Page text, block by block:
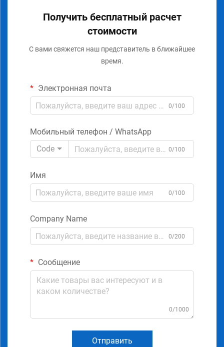
Получить бесплатный расчет
стоимости
С вами свяжется наш представитель в ближайшее
время.
Электронная почта
0/100
Мобильный телефон / WhatsApp
Code
0/100
Имя
0/100
Company Name
0/200
Сообщение
0/1000
Отправить